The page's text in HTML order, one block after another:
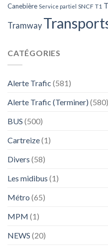
Canebière Service partiel SNCF T1
Tramway
CATÉGORIES
Alerte Trafic (581)
Alerte Trafic (Terminer) (580)
BUS (500)
Cartreize(1)
Divers (58)
Les midibus (1)
Métro (65)
MPM (1)
NEWS (20)